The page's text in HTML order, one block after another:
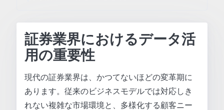
証券業界におけるデータ活
用の重要性
現代の証券業界は、かつてないほどの変革期に
あります。従来のビジネスモデルでは対応しき
れない複雑な市場環境と、多様化する顧客ニー